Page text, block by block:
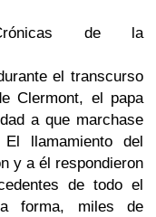
de la
el transcurso
Clermont, el papa
a que marchase
llamamiento del
y a él respondieron
de todo el
forma, miles de